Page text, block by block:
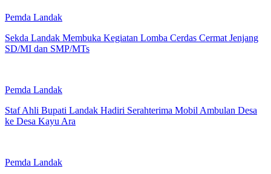
Pemda Landak
Sekda Landak Membuka Kegiatan Lomba Cerdas Cermat Jenjang
SD/MI dan SMP/MTs
Pemda Landak
Staf Ahli Bupati Landak Hadiri Serahterima Mobil Ambulan Desa
ke Desa Kayu Ara
Pemda Landak